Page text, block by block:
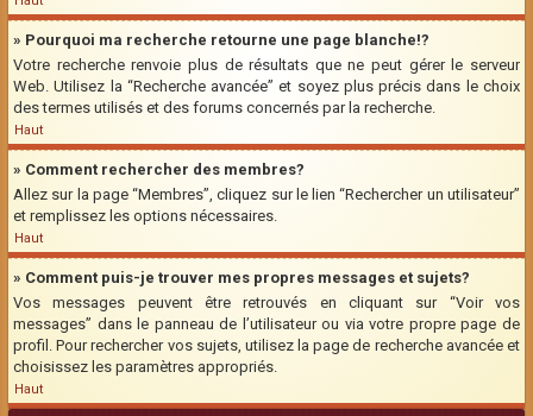
» Pourquoi ma recherche retourne une page blanche!?
Votre recherche renvoie plus de résultats que ne peut gérer le serveur
Web. Utilisez la “Recherche avancée” et soyez plus précis dans le choix
des termes utilisés et des forums concernés par la recherche.
Haut
» Comment rechercher des membres?
Allez sur la page “Membres”, cliquez sur le lien “Rechercher un utilisateur”
et remplissez les options nécessaires.
Haut
» Comment puis-je trouver mes propres messages et sujets?
Vos messages peuvent être retrouvés en cliquant sur “Voir vos
messages” dans le panneau de l’utilisateur ou via votre propre page de
profil. Pour rechercher vos sujets, utilisez la page de recherche avancée et
choisissez les paramètres appropriés.
Haut